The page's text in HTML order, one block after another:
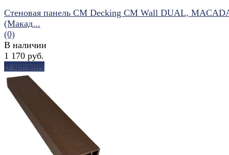
избранное сравнить
Стеновая панель CM Decking CM Wall DUAL,
(Макад...
(0)
В наличии
1 170 руб.
В корзину